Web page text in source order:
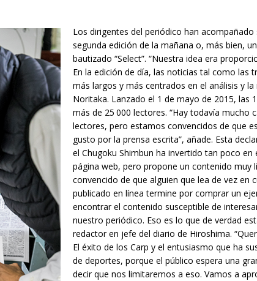
Los dirigentes del periódico han
segunda edición de la mañana o, más bien,
bautizado “Select”. “Nuestra idea era
En la edición de día, las noticias tal como las
más largos y más centrados en el análisis y
Noritaka. Lanzado el 1 de mayo de 2015, las
más de 25 000 lectores. “Hay todavía mucho
lectores, pero estamos convencidos de que
gusto por la prensa escrita”, añade. Esta
el Chugoku Shimbun ha invertido tan poco
página web, pero propone un contenido muy
convencido de que alguien que lea de vez
publicado en línea termine por comprar un
encontrar el contenido susceptible de
nuestro periódico. Eso es lo que de verdad
redactor en jefe del diario de Hiroshima.
El éxito de los Carp y el entusiasmo que ha
de deportes, porque el público espera una
decir que nos limitaremos a eso. Vamos a